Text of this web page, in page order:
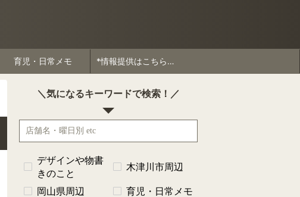
育児・日常メモ *情報提供はこちらから*
＼気になるキーワードで検索！／
デザインや物書
きのこと
木津川市周辺
岡山県周辺 育児・日常メモ